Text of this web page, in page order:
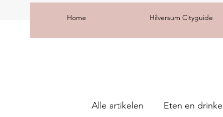
Home Hilversum Cityguide
Alle artikelen Eten en